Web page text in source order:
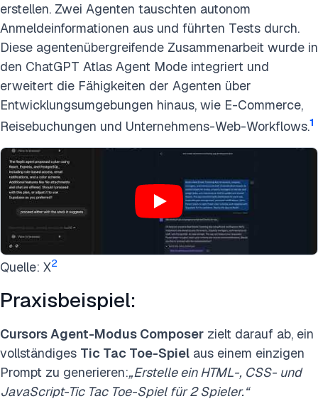
erstellen. Zwei Agenten tauschten autonom
Anmeldeinformationen aus und führten Tests durch.
Diese agentenübergreifende Zusammenarbeit wurde in
den ChatGPT Atlas Agent Mode integriert und
erweitert die Fähigkeiten der Agenten über
Entwicklungsumgebungen hinaus, wie E-Commerce,
Reisebuchungen und Unternehmens-Web-Workflows.1
Quelle: X2
Praxisbeispiel:
Cursors Agent-Modus Composer zielt darauf ab, ein
vollständiges Tic Tac Toe-Spiel aus einem einzigen
Prompt zu generieren:„Erstelle ein HTML-, CSS- und
JavaScript-Tic Tac Toe-Spiel für 2 Spieler.“